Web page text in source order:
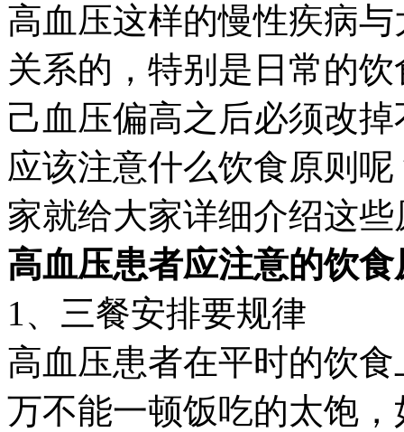
高血压这样的慢性疾病
关系的，特别是日常的
己血压偏高之后必须改
应该注意什么饮食原则
家就给大家详细介绍这些
高血压患者应注意的饮食
1、三餐安排要规律
高血压患者在平时的饮
万不能一顿饭吃的太饱